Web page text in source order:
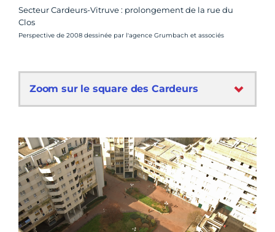
Secteur Cardeurs-Vitruve : prolongement de la rue du
Clos
Crédit photo :
Perspective de 2008 dessinée par l'agence Grumbach et associés
Zoom sur le square des Cardeurs